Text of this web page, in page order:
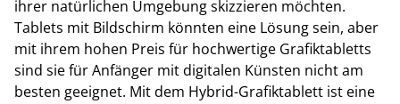
ihrer natürlichen Umgebung skizzieren möchten.
Tablets mit Bildschirm könnten eine Lösung sein, aber
mit ihrem hohen Preis für hochwertige Grafiktabletts
sind sie für Anfänger mit digitalen Künsten nicht am
besten geeignet. Mit dem Hybrid-Grafiktablett ist eine